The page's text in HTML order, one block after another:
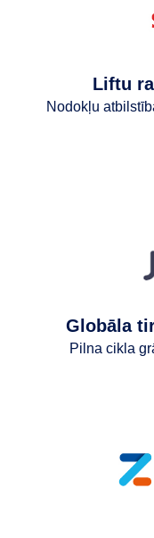
Liftu
Nodokļu
Globāla
Pilna cikla